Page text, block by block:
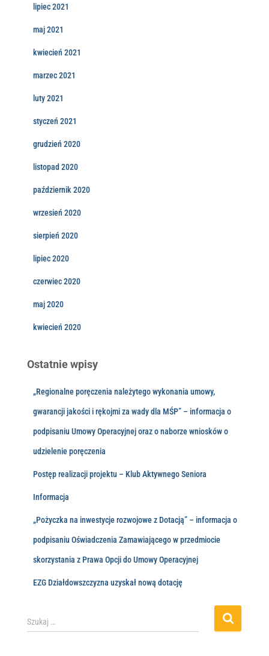
lipiec 2021
maj 2021
kwiecień 2021
marzec 2021
luty 2021
styczeń 2021
grudzień 2020
listopad 2020
październik 2020
wrzesień 2020
sierpień 2020
lipiec 2020
czerwiec 2020
maj 2020
kwiecień 2020
Ostatnie wpisy
„Regionalne poręczenia należytego wykonania umowy,
gwarancji jakości i rękojmi za wady dla MŚP” – informacja o
podpisaniu Umowy Operacyjnej oraz o naborze wniosków o
udzielenie poręczenia
Postęp realizacji projektu – Klub Aktywnego Seniora
Informacja
„Pożyczka na inwestycje rozwojowe z Dotacją” – informacja o
podpisaniu Oświadczenia Zamawiającego w przedmiocie
skorzystania z Prawa Opcji do Umowy Operacyjnej
EZG Działdowszczyzna uzyskał nową dotację
Szukaj …